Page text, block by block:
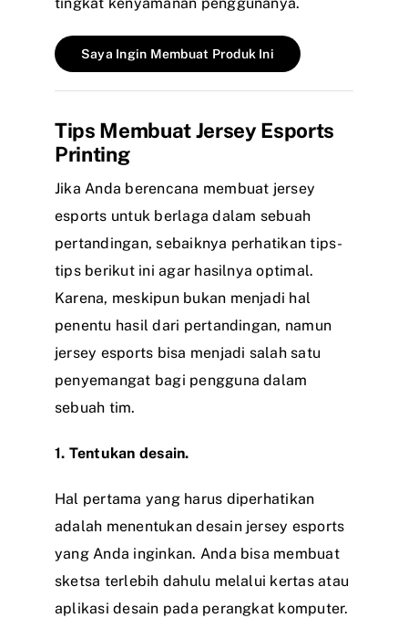
Saya Ingin Membuat Produk Ini
Tips Membuat Jersey Esports
Printing
Jika Anda berencana membuat jersey
esports untuk berlaga dalam sebuah
pertandingan, sebaiknya perhatikan tips-
tips berikut ini agar hasilnya optimal.
Karena, meskipun bukan menjadi hal
penentu hasil dari pertandingan, namun
jersey esports bisa menjadi salah satu
penyemangat bagi pengguna dalam
sebuah tim.
1. Tentukan desain.
Hal pertama yang harus diperhatikan
adalah menentukan desain jersey esports
yang Anda inginkan. Anda bisa membuat
sketsa terlebih dahulu melalui kertas atau
aplikasi desain pada perangkat komputer.